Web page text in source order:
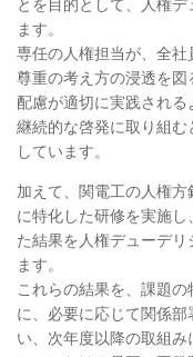
とを目的として、人権
ます。
専任の人権担当が、全
尊重の考え方の浸透を
配慮が適切に実践される
継続的な啓発に取り組
しています。
加えて、関電工の人権
に特化した研修を実施
た結果を人権デューデ
ます。
これらの結果を、課題
に、必要に応じて関係
い、次年度以降の取組